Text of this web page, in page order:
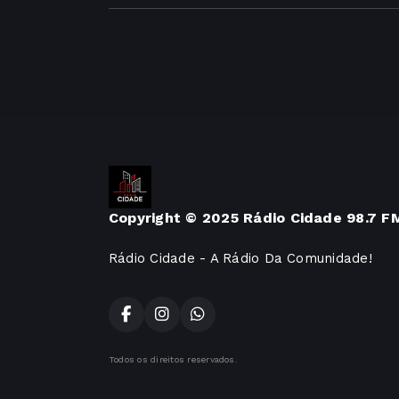
Copyright © 2025 Rádio Cidade 98.7
Rádio Cidade - A Rádio Da Comunidade!
Todos os direitos reservados.